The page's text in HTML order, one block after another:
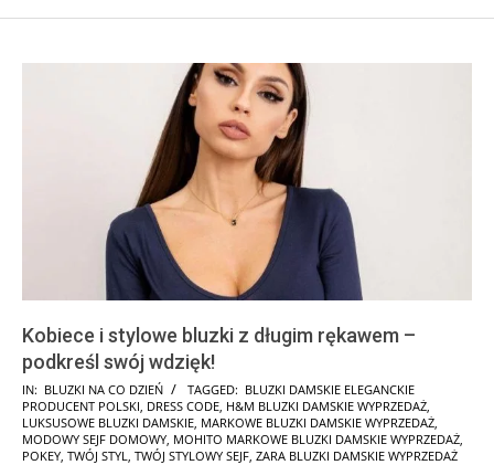
Kobiece i stylowe bluzki z długim rękawem –
podkreśl swój wdzięk!
2025-
01-
11
IN: BLUZKI NA CO DZIEŃ TAGGED: BLUZKI DAMSKIE ELEGANCKIE
PRODUCENT POLSKI DRESS CODE H&M BLUZKI DAMSKIE WYPRZEDAŻ
LUKSUSOWE BLUZKI DAMSKIE MARKOWE BLUZKI DAMSKIE WYPRZEDAŻ
MODOWY SEJF DOMOWY MOHITO MARKOWE BLUZKI DAMSKIE WYPRZEDAŻ
POKEY TWÓJ STYL TWÓJ STYLOWY SEJF ZARA BLUZKI DAMSKIE WYPRZEDAŻ